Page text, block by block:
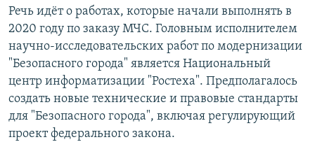
Речь идёт о работах, которые начали выполнять в
2020 году по заказу МЧС. Головным исполнителем
научно-исследовательских работ по модернизации
"Безопасного города" является Национальный
центр информатизации "Ростеха". Предполагалось
создать новые технические и правовые стандарты
для "Безопасного города", включая регулирующий
проект федерального закона.